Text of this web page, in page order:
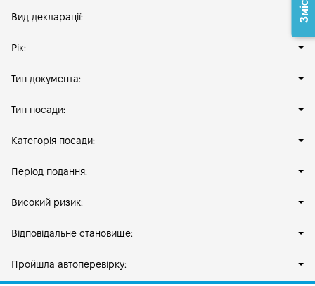
Вид декларації:
Рік:
Тип документа:
Тип посади:
Категорія посади:
Період подання:
Високий ризик:
Відповідальне становище:
Пройшла автоперевірку: